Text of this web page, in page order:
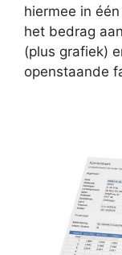
hiermee in
het bedrag
(plus grafiek)
openstaande